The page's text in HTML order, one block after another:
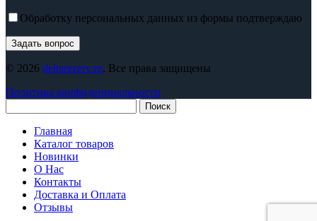
Обработку персональных данных из формы подтверждаю
© 2026 deltarezerv.ru. Все права защищены
Политика конфиденциальности
Поиск
Главная
Каталог товаров
Новинки
О Нас
Контакты
Доставка и Оплата
Отзывы